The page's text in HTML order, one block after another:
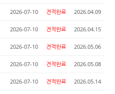
2026-07-10 견적완료 2026.04.09
2026-07-10 견적완료 2026.04.15
2026-07-10 견적완료 2026.05.06
2026-07-10 견적완료 2026.05.08
2026-07-10 견적완료 2026.05.14